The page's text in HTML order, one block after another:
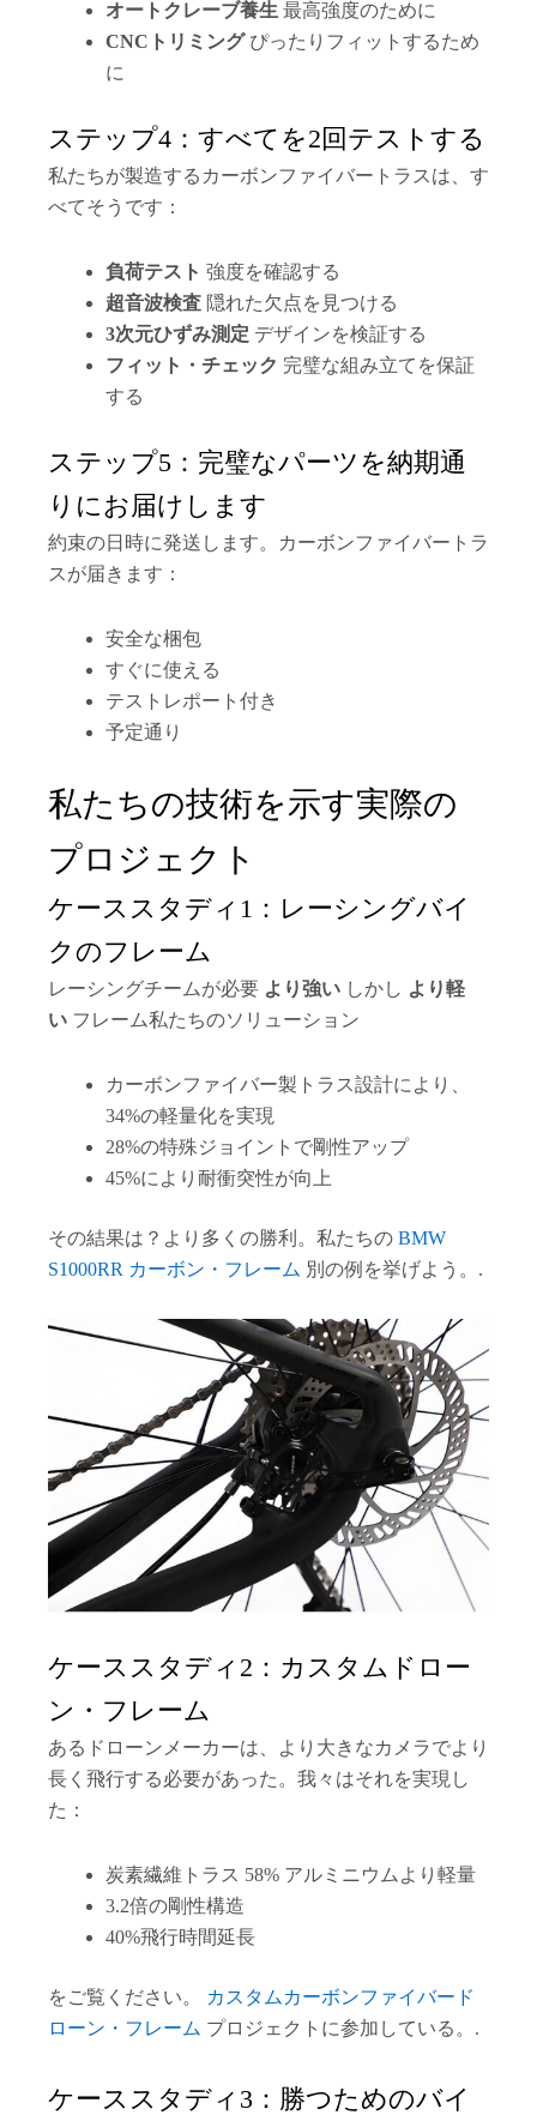
オートクレーブ養生 最高強度のために
CNCトリミングぴったりフィットするため
に
ステップ4：すべてを2回テストする
私たちが製造するカーボンファイバートラスは、す
べてそうです：
負荷テスト 強度を確認する
超音波検査 隠れた欠点を見つける
3次元ひずみ測定 デザインを検証する
フィット・チェック 完璧な組み立てを保証
する
ステップ5：完璧なパーツを納期通
りにお届けします
約束の日時に発送します。カーボンファイバートラ
スが届きます：
安全な梱包
すぐに使える
テストレポート付き
予定通り
私たちの技術を示す実際の
プロジェクト
ケーススタディ1：レーシングバイ
クのフレーム
レーシングチームが必要 より強い しかし より軽
い フレーム私たちのソリューション
カーボンファイバー製トラス設計により、
34%の軽量化を実現
28%の特殊ジョイントで剛性アップ
45%により耐衝突性が向上
その結果は？より多くの勝利。私たちの BMW
S1000RR カーボン・フレーム 別の例を挙げよう。.
ケーススタディ2：カスタムドロー
ン・フレーム
あるドローンメーカーは、より大きなカメラでより
長く飛行する必要があった。我々はそれを実現し
た：
炭素繊維トラス 58% アルミニウムより軽量
3.2倍の剛性構造
40%飛行時間延長
をご覧ください。
カスタムカーボンファイバード
ローン・フレーム プロジェクトに参加している。.
ケーススタディ3：勝つためのバイ